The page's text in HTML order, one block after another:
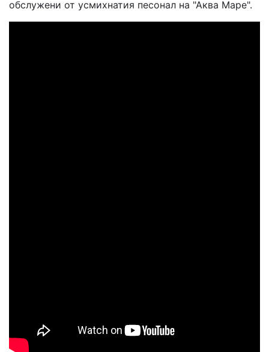
обслужени от усмихнатия песонал на "Аква Маре".